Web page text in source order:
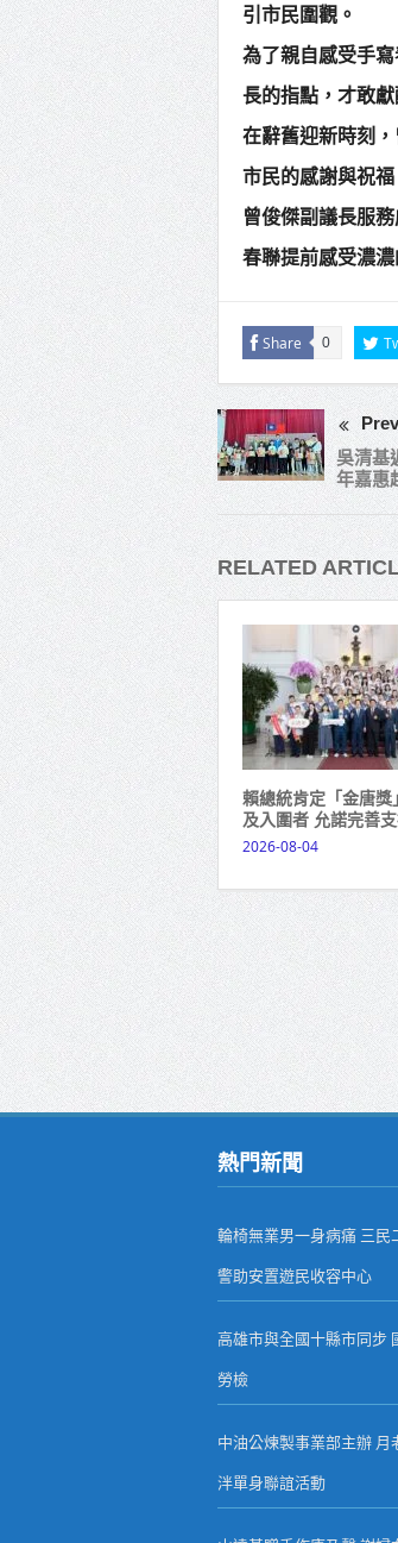
引市民圍觀。
為了親自感受手
長的指點，才敢
在辭舊迎新時刻
市民的感謝與祝
曾俊傑副議長服
春聯提前感受濃
Share 0
吳清基
年嘉惠
RELATED
賴總統肯定「金唐獎
及入圍者 允諾完善
2026-08-04
熱門新聞
輪椅無業男一身病痛 三民
警助安置遊民收容中心
高雄市與全國十縣市同步
勞檢
中油公煉製事業部主辦 月
泮單身聯誼活動